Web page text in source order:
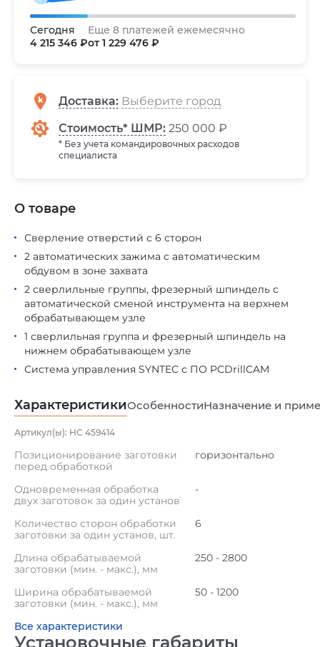
Доставка:
Стоимость* ШМР: 250 000 ₽
* Без учета командировочных расходов
специалиста
Сегодня
4 215 346 ₽
Еще 8 платежей ежемесячно
от 1 229 476 ₽
Сверление отверстий с 6 сторон
2 автоматических зажима с автоматическим
обдувом в зоне захвата
2 сверлильные группы, фрезерный шпиндель с
автоматической сменой инструмента на верхнем
обрабатывающем узле
1 сверлильная группа и фрезерный шпиндель на
нижнем обрабатывающем узле
Система управления SYNTEC с ПО PCDrillCAM
О товаре
ХарактеристикиОсобенностиНазначение и
Артикул(ы): НС 459414
Позиционирование заготовки
перед обработкой
горизонтально
Одновременная обработка
двух заготовок за один установ
-
Количество сторон обработки
заготовки за один установ, шт.
6
Длина обрабатываемой
заготовки (мин. - макс.), мм
250 - 2800
Ширина обрабатываемой
заготовки (мин. - макс.), мм
50 - 1200
Все характеристики
Установочные габариты